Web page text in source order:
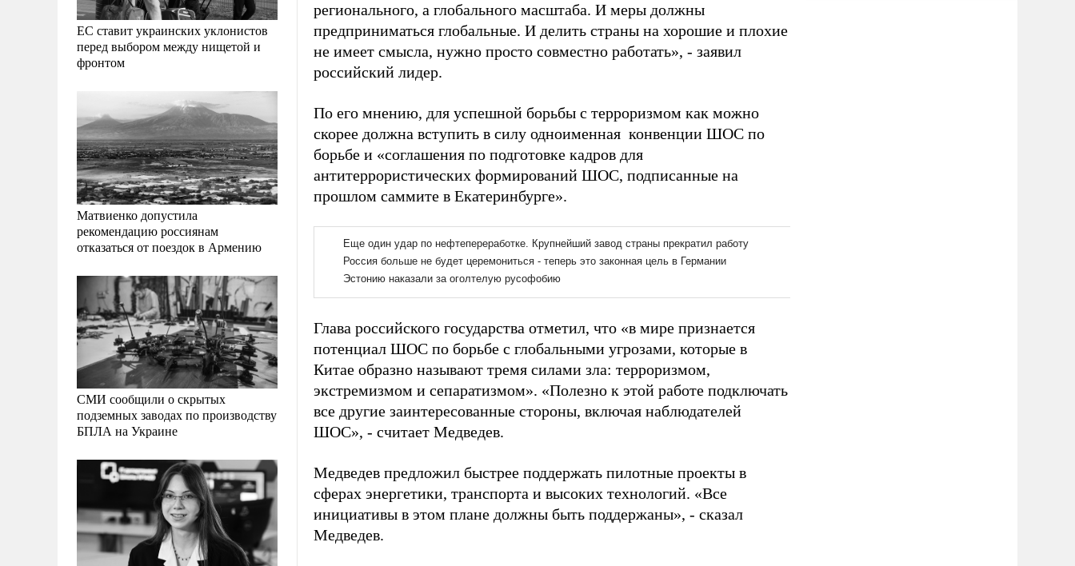
ЕС ставит украинских уклонистов
перед выбором между нищетой и
фронтом
Матвиенко допустила
рекомендацию россиянам
отказаться от поездок в Армению
СМИ сообщили о скрытых
подземных заводах по производству
БПЛА на Украине
регионального, а глобального масштаба. И меры должны
предприниматься глобальные. И делить страны на хорошие и плохие
не имеет смысла, нужно просто совместно работать», - заявил
российский лидер.
По его мнению, для успешной борьбы с терроризмом как можно
скорее должна вступить в силу одноименная конвенции ШОС по
борьбе и «соглашения по подготовке кадров для
антитеррористических формирований ШОС, подписанные на
прошлом саммите в Екатеринбурге».
Глава российского государства отметил, что «в мире признается
потенциал ШОС по борьбе с глобальными угрозами, которые в
Китае образно называют тремя силами зла: терроризмом,
экстремизмом и сепаратизмом». «Полезно к этой работе подключать
все другие заинтересованные стороны, включая наблюдателей
ШОС», - считает Медведев.
Медведев предложил быстрее поддержать пилотные проекты в
сферах энергетики, транспорта и высоких технологий. «Все
инициативы в этом плане должны быть поддержаны», - сказал
Медведев.